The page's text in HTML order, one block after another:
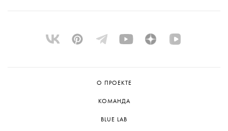
О ПРОЕКТЕ
КОМАНДА
BLUE LAB